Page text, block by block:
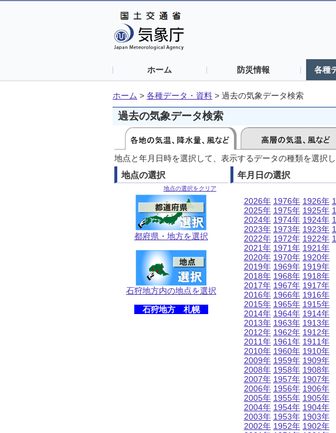
ホーム 防災情報 各種
ホーム > 各種データ・資料 > 過去の気象データ検索
過去の気象データ検索
地点と年月日時を選択して、表示するデータの種類を選択し
地点の選択
地点の選択をクリア
都府県・地方を選択
石狩地方内の地点を選択
石狩地方 札幌
年月日の選択
2026年
2025年
2024年
2023年
2022年
2021年
2020年
2019年
2018年
2017年
2016年
2015年
2014年
2013年
2012年
2011年
2010年
2009年
2008年
2007年
2006年
2005年
2004年
2003年
2002年
1976年
1975年
1974年
1973年
1972年
1971年
1970年
1969年
1968年
1967年
1966年
1965年
1964年
1963年
1962年
1961年
1960年
1959年
1958年
1957年
1956年
1955年
1954年
1953年
1952年
1926年
1925年
1924年
1923年
1922年
1921年
1920年
1919年
1918年
1917年
1916年
1915年
1914年
1913年
1912年
1911年
1910年
1909年
1908年
1907年
1906年
1905年
1904年
1903年
1902年